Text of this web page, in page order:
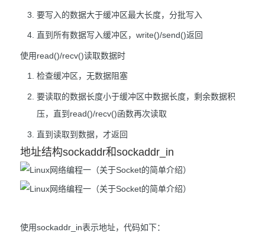
要写入的数据大于缓冲区最大长度，分批写入
直到所有数据写入缓冲区，write()/send()返回
使用read()/recv()读取数据时
检查缓冲区，无数据阻塞
要读取的数据长度小于缓冲区中数据长度，剩余数据积
压，直到read()/recv()函数再次读取
直到读取到数据，才返回
地址结构sockaddr和sockaddr_in
使用sockaddr_in表示地址，代码如下：